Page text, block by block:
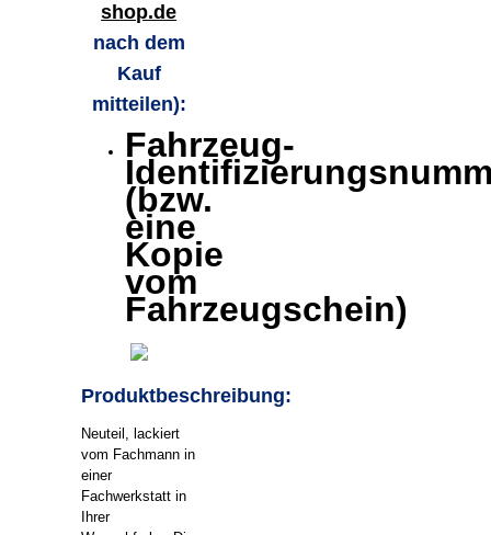
shop.de
nach dem
Kauf
mitteilen):
Fahrzeug-
(bzw.
eine
Kopie
vom
Fahrzeugschein)
Produktbeschreibung:
Neuteil, lackiert
vom Fachmann in
einer
Fachwerkstatt in
Ihrer